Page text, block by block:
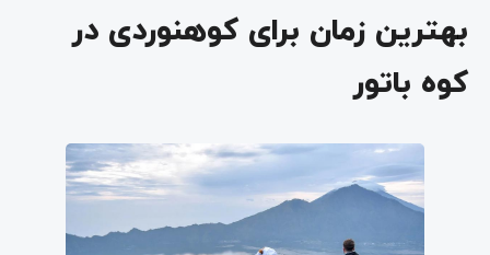
بهترین زمان برای کوهنوردی در
کوه باتور